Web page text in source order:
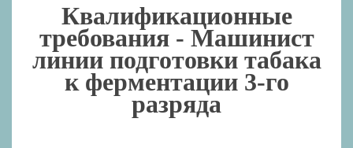
Квалификационные
требования - Машинист
линии подготовки табака
к ферментации 3-го
разряда